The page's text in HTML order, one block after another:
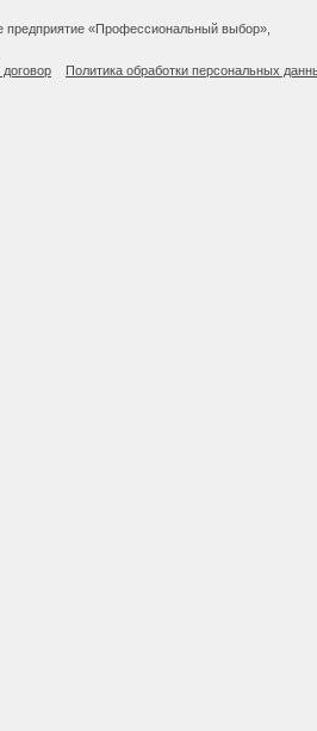
«Профессиональный выбор»,
Политика обработки персональных